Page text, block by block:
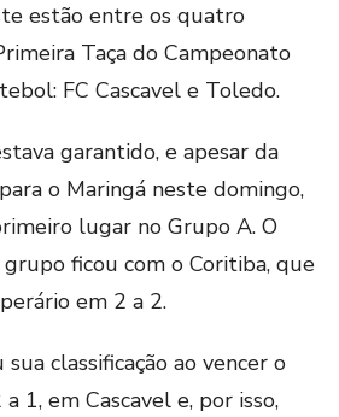
estão entre os quatro
Taça do Campeonato
FC Cascavel e Toledo.
garantido, e apesar da
o Maringá neste domingo,
lugar no Grupo A. O
ficou com o Coritiba, que
em 2 a 2.
classificação ao vencer o
1, em Cascavel e, por isso,